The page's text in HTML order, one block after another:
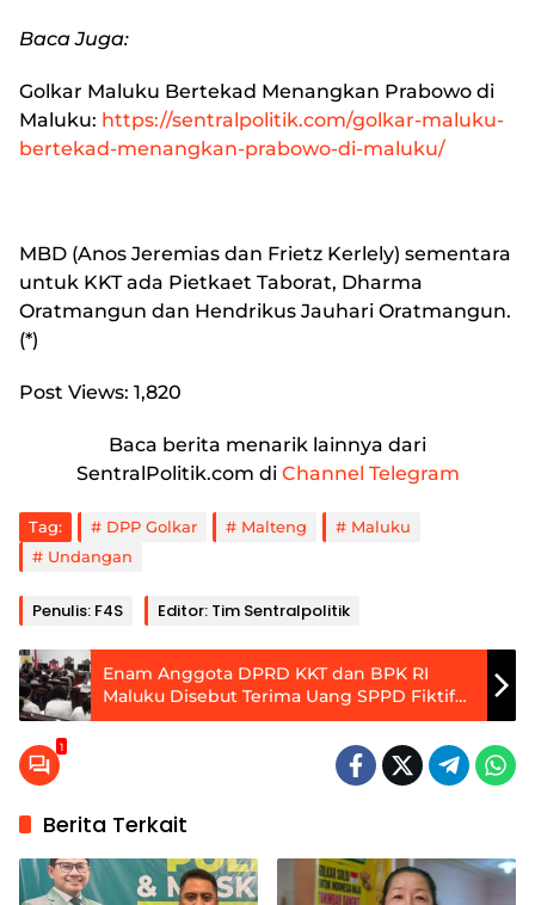
Baca Juga:
Golkar Maluku Bertekad Menangkan Prabowo di
Maluku: https://sentralpolitik.com/golkar-maluku-
bertekad-menangkan-prabowo-di-maluku/
MBD (Anos Jeremias dan Frietz Kerlely) sementara
untuk KKT ada Pietkaet Taborat, Dharma
Oratmangun dan Hendrikus Jauhari Oratmangun.
(*)
Post Views: 1,820
Baca berita menarik lainnya dari
SentralPolitik.com di Channel Telegram
Tag: DPP Golkar Malteng
Maluku
Undangan
Penulis: F4S Editor: Tim Sentralpolitik
Enam Anggota DPRD KKT dan BPK RI
Maluku Disebut Terima Uang SPPD Fiktif
BPKAD
1
Berita Terkait